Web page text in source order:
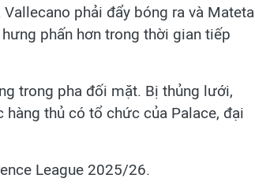
phải đẩy bóng ra và Mateta
phấn hơn trong thời gian tiếp
trong pha đối mặt. Bị thủng lưới,
thủ có tổ chức của Palace, đại
League 2025/26.